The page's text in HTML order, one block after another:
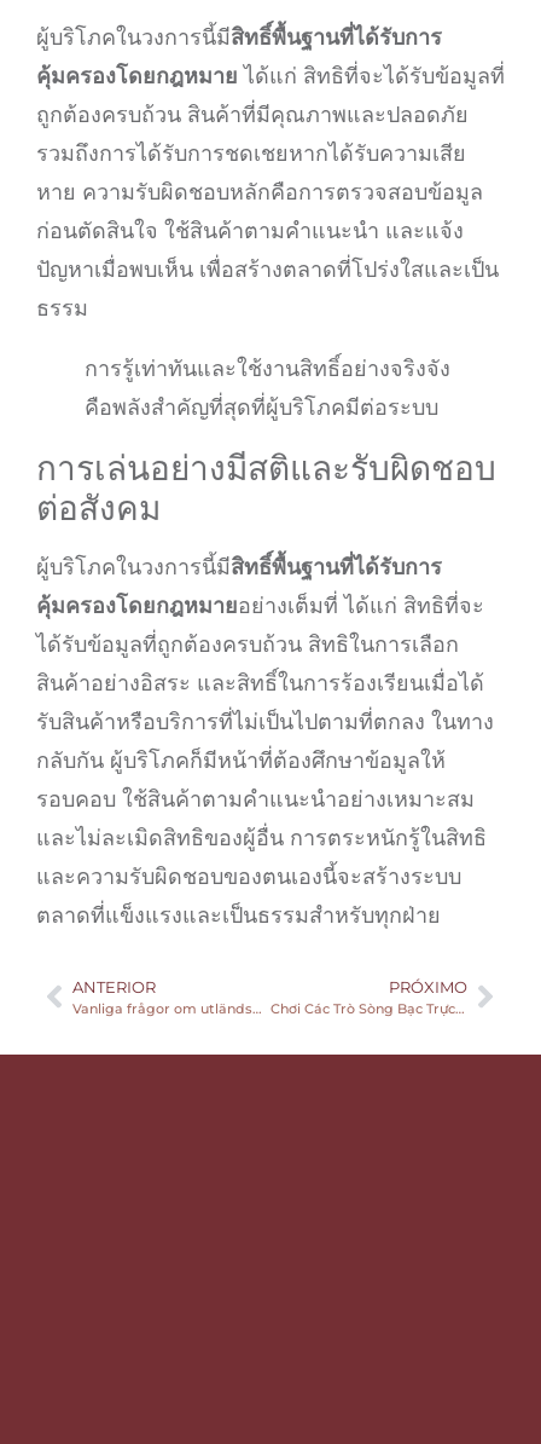
ผู้บริโภคในวงการนี้มีสิทธิ์พื้นฐานที่ได้รับการ
คุ้มครองโดยกฎหมาย ได้แก่ สิทธิที่จะได้รับข้อมูลที่
ถูกต้องครบถ้วน สินค้าที่มีคุณภาพและปลอดภัย
รวมถึงการได้รับการชดเชยหากได้รับความเสีย
หาย ความรับผิดชอบหลักคือการตรวจสอบข้อมูล
ก่อนตัดสินใจ ใช้สินค้าตามคำแนะนำ และแจ้ง
ปัญหาเมื่อพบเห็น เพื่อสร้างตลาดที่โปร่งใสและเป็น
ธรรม
การรู้เท่าทันและใช้งานสิทธิ์อย่างจริงจัง
คือพลังสำคัญที่สุดที่ผู้บริโภคมีต่อระบบ
การเล่นอย่างมีสติและรับผิดชอบ
ต่อสังคม
ผู้บริโภคในวงการนี้มีสิทธิ์พื้นฐานที่ได้รับการ
คุ้มครองโดยกฎหมายอย่างเต็มที่ ได้แก่ สิทธิที่จะ
ได้รับข้อมูลที่ถูกต้องครบถ้วน สิทธิในการเลือก
สินค้าอย่างอิสระ และสิทธิ์ในการร้องเรียนเมื่อได้
รับสินค้าหรือบริการที่ไม่เป็นไปตามที่ตกลง ในทาง
กลับกัน ผู้บริโภคก็มีหน้าที่ต้องศึกษาข้อมูลให้
รอบคอบ ใช้สินค้าตามคำแนะนำอย่างเหมาะสม
และไม่ละเมิดสิทธิของผู้อื่น การตระหนักรู้ในสิทธิ
และความรับผิดชอบของตนเองนี้จะสร้างระบบ
ตลาดที่แข็งแรงและเป็นธรรมสำหรับทุกฝ่าย
ANTERIOR
Vanliga frågor om utländska casinon och deras regler och bonusar
PRÓXIMO
Chơi Các Trò Sòng Bạc Trực Tiếp Hay Nhất Tại Việt Nam 2026!